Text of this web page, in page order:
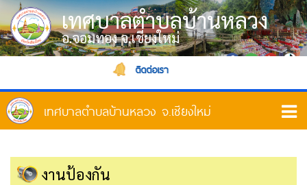
เทศบาลตำบลบ้านหลวง
อ.จอมทอง จ.เชียงใหม่
ติดต่อเรา
งานป้องกัน